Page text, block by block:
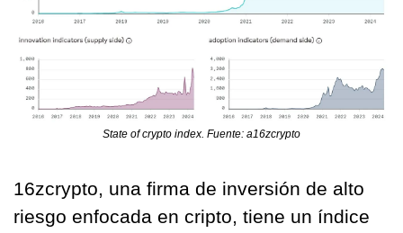
State of crypto index. Fuente: a16zcrypto
16zcrypto, una firma de inversión de alto
riesgo enfocada en cripto, tiene un índice